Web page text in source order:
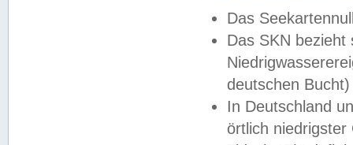
Das
Das SKN
deutschen
In Deutschland
örtlich